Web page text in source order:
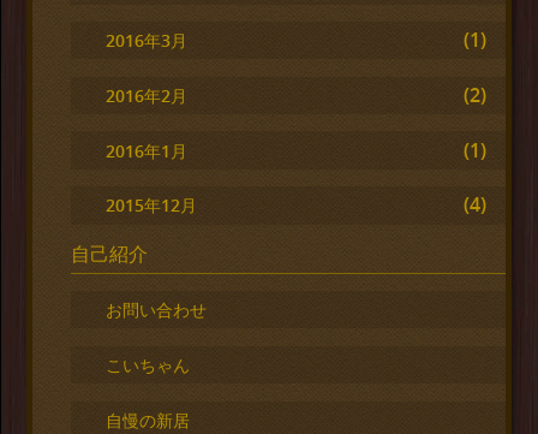
2016年3月 (1)
2016年2月 (2)
2016年1月 (1)
2015年12月
(4)
自己紹介
お問い合わせ
こいちゃん
自慢の新居